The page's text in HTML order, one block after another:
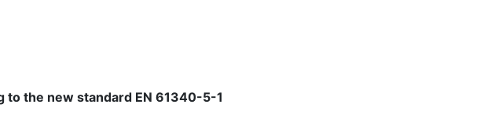
to the new standard EN 61340-5-1